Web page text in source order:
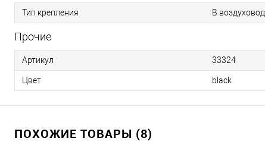
Тип крепления В воздуховод
Прочие
Артикул 33324
Цвет black
ПОХОЖИЕ ТОВАРЫ (8)